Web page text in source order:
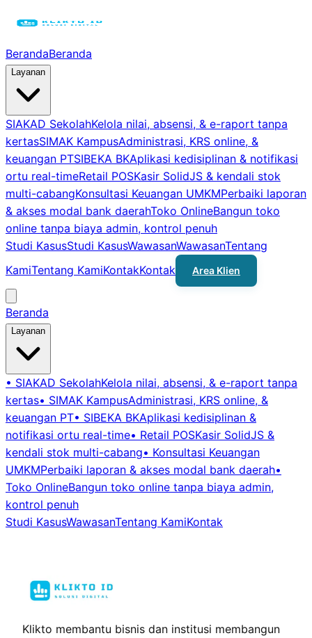
BerandaBeranda
Layanan
SIAKAD SekolahKelola nilai, absensi, & e-raport tanpa
kertasSIMAK KampusAdministrasi, KRS online, &
keuangan PTSIBEKA BKAplikasi kedisiplinan & notifikasi
ortu real-timeRetail POSKasir SolidJS & kendali stok
multi-cabangKonsultasi Keuangan UMKMPerbaiki laporan
& akses modal bank daerahToko OnlineBangun toko
online tanpa biaya admin, kontrol penuh
Studi KasusStudi KasusWawasanWawasanTentang
KamiTentang KamiKontakKontak Area Klien
Beranda
Layanan
• SIAKAD SekolahKelola nilai, absensi, & e-raport tanpa
kertas• SIMAK KampusAdministrasi, KRS online, &
keuangan PT• SIBEKA BKAplikasi kedisiplinan &
notifikasi ortu real-time• Retail POSKasir SolidJS &
kendali stok multi-cabang• Konsultasi Keuangan
UMKMPerbaiki laporan & akses modal bank daerah•
Toko OnlineBangun toko online tanpa biaya admin,
kontrol penuh
Studi KasusWawasanTentang KamiKontak
Klikto membantu bisnis dan institusi membangun